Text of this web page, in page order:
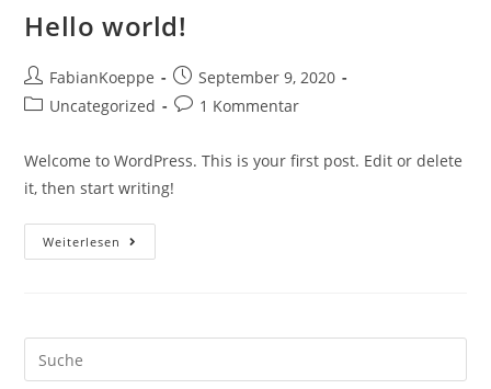
Hello world!
Beitrags-
Autor:
FabianKoeppe
Beitrag
veröffentlicht:
September 9, 2020
Beitrags-
Uncategorized
Beitrags-
1 Kommentar
Welcome to WordPress. This is your first post. Edit or delete
it, then start writing!
Weiterlesen Hello
World!
Search
this